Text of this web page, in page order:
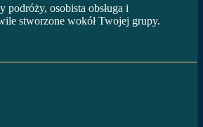
podróży, osobista obsługa i
stworzone wokół Twojej grupy.